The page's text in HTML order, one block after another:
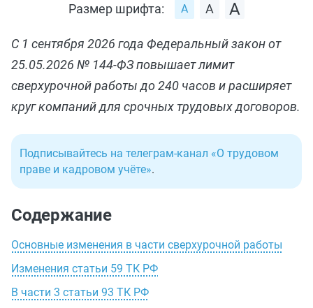
Размер шрифта:
С 1 сентября 2026 года Федеральный закон от
25.05.2026 № 144-ФЗ повышает лимит
сверхурочной работы до 240 часов и расширяет
круг компаний для срочных трудовых договоров.
Подписывайтесь на телеграм-канал «О трудовом
праве и кадровом учёте».
Содержание
Основные изменения в части сверхурочной работы
Изменения статьи 59 ТК РФ
В части 3 статьи 93 ТК РФ